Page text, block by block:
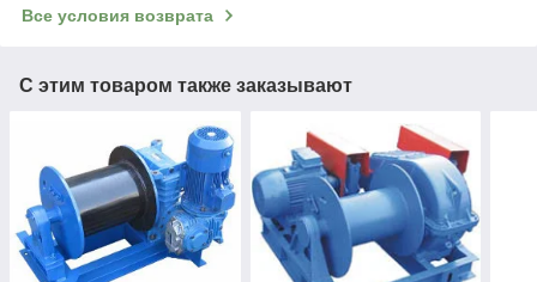
Все условия возврата
С этим товаром также заказывают